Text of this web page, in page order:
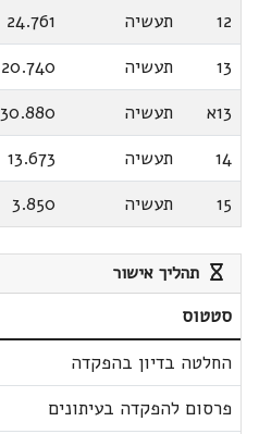
12
תעשיה 24.761
13
תעשיה 20.740
13א
תעשיה
30.880
14
תעשיה 13.673
15
תעשיה 3.850
תהליך אישור
סטטוס
החלטה בדיון בהפקדה
פרסום להפקדה בעיתונים